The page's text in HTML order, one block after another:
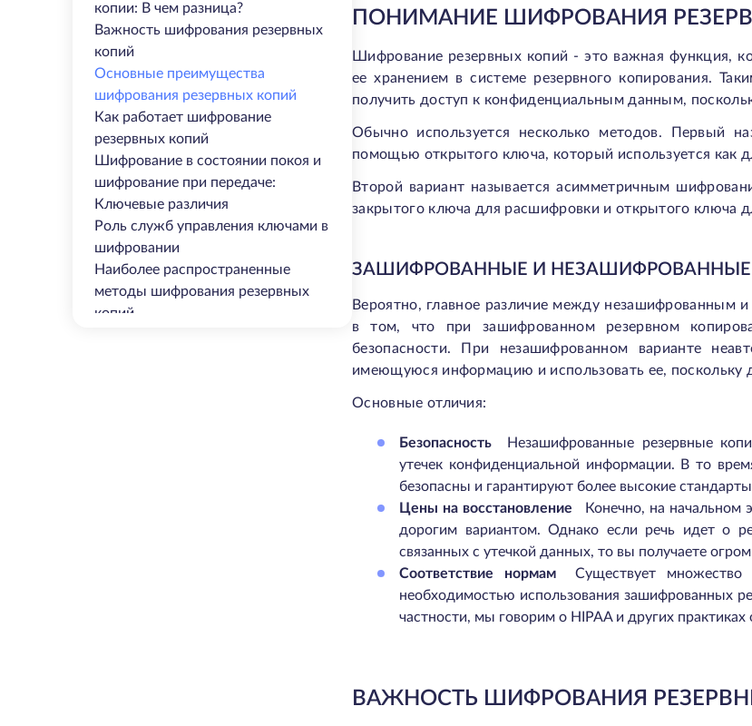
копии: В чем разница?
Важность шифрования резервных
копий
Основные преимущества
шифрования резервных копий
Как работает шифрование
резервных копий
Шифрование в состоянии покоя и
шифрование при передаче:
Ключевые различия
Роль служб управления ключами в
шифровании
Наиболее распространенные
методы шифрования резервных
копий
ПОНИМАНИЕ ШИФРОВАНИЯ
Шифрование резервных копий - это важная функция,
ее хранением в системе резервного копирования.
получить доступ к конфиденциальным данным,
Обычно используется несколько методов. Первый
помощью открытого ключа, который используется
Второй вариант называется асимметричным
закрытого ключа для расшифровки и открытого ключа
ЗАШИФРОВАННЫЕ И НЕЗАШИФРОВАННЫЕ
Вероятно, главное различие между незашифрованным
в том, что при зашифрованном резервном
безопасности. При незашифрованном варианте
имеющуюся информацию и использовать ее, поскольку
Основные отличия:
Безопасность
Незашифрованные резервные
утечек конфиденциальной информации. В то
безопасны и гарантируют более высокие
Цены на восстановление
Конечно, на начальном
дорогим вариантом. Однако если речь идет о
связанных с утечкой данных, то вы получаете
Соответствие нормам
Существует
необходимостью использования зашифрованных
частности, мы говорим о HIPAA и других
ВАЖНОСТЬ ШИФРОВАНИЯ